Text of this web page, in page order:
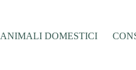
ANIMALI DOMESTICI